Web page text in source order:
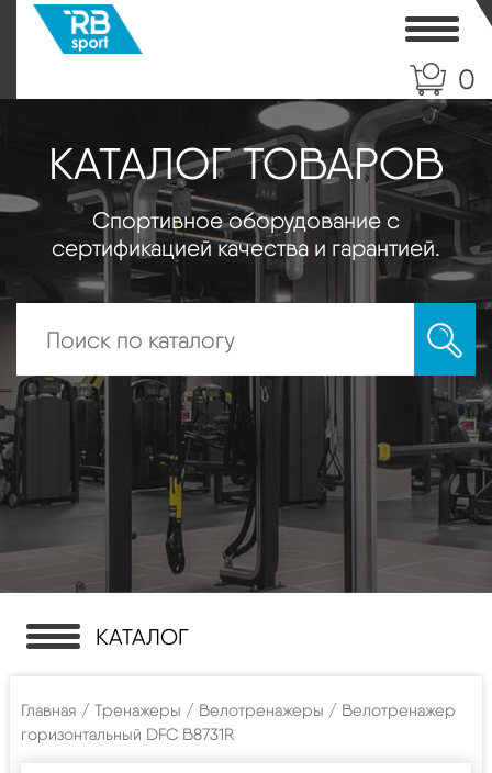
0
КАТАЛОГ ТОВАРОВ
Спортивное оборудование с
сертификацией качества и гарантией.
КАТАЛОГ
Главная / Тренажеры / Велотренажеры / Велотренажер
горизонтальный DFC B8731R